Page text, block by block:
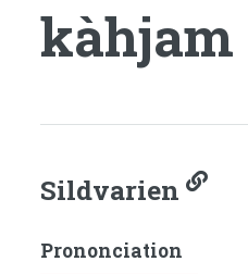
kàhjam
Sildvarien
Prononciation